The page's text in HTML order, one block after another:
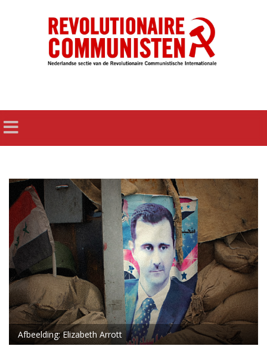
Afbeelding: Elizabeth Arrott